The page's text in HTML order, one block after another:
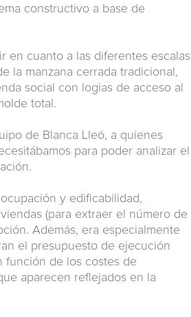
constructivo a base de
en cuanto a las diferentes escalas
la manzana cerrada tradicional,
social con logias de acceso al
total.
de Blanca Lleó, a quienes
para poder analizar el
y edificabilidad,
(para extraer el número de
Además, era especialmente
el presupuesto de ejecución
función de los costes de
aparecen reflejados en la